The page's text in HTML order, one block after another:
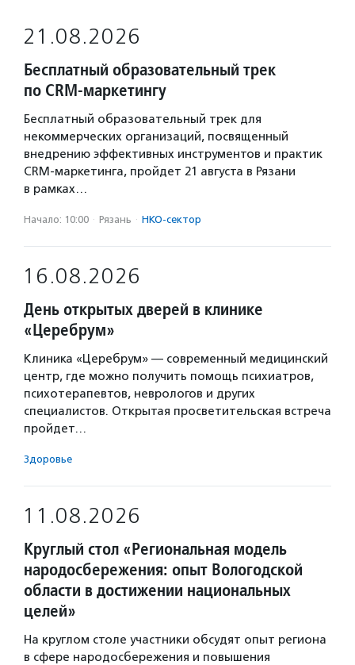
21.08.2026
Бесплатный образовательный трек
по CRM-маркетингу
Бесплатный образовательный трек для
некоммерческих организаций, посвященный
внедрению эффективных инструментов и практик
CRM-маркетинга, пройдет 21 августа в Рязани
в рамках…
Начало: 10:00 · Рязань · НКО-сектор
16.08.2026
День открытых дверей в клинике
«Церебрум»
Клиника «Церебрум» — современный медицинский
центр, где можно получить помощь психиатров,
психотерапевтов, неврологов и других
специалистов. Открытая просветительская встреча
пройдет…
Здоровье
11.08.2026
Круглый стол «Региональная модель
народосбережения: опыт Вологодской
области в достижении национальных
целей»
На круглом столе участники обсудят опыт региона
в сфере народосбережения и повышения